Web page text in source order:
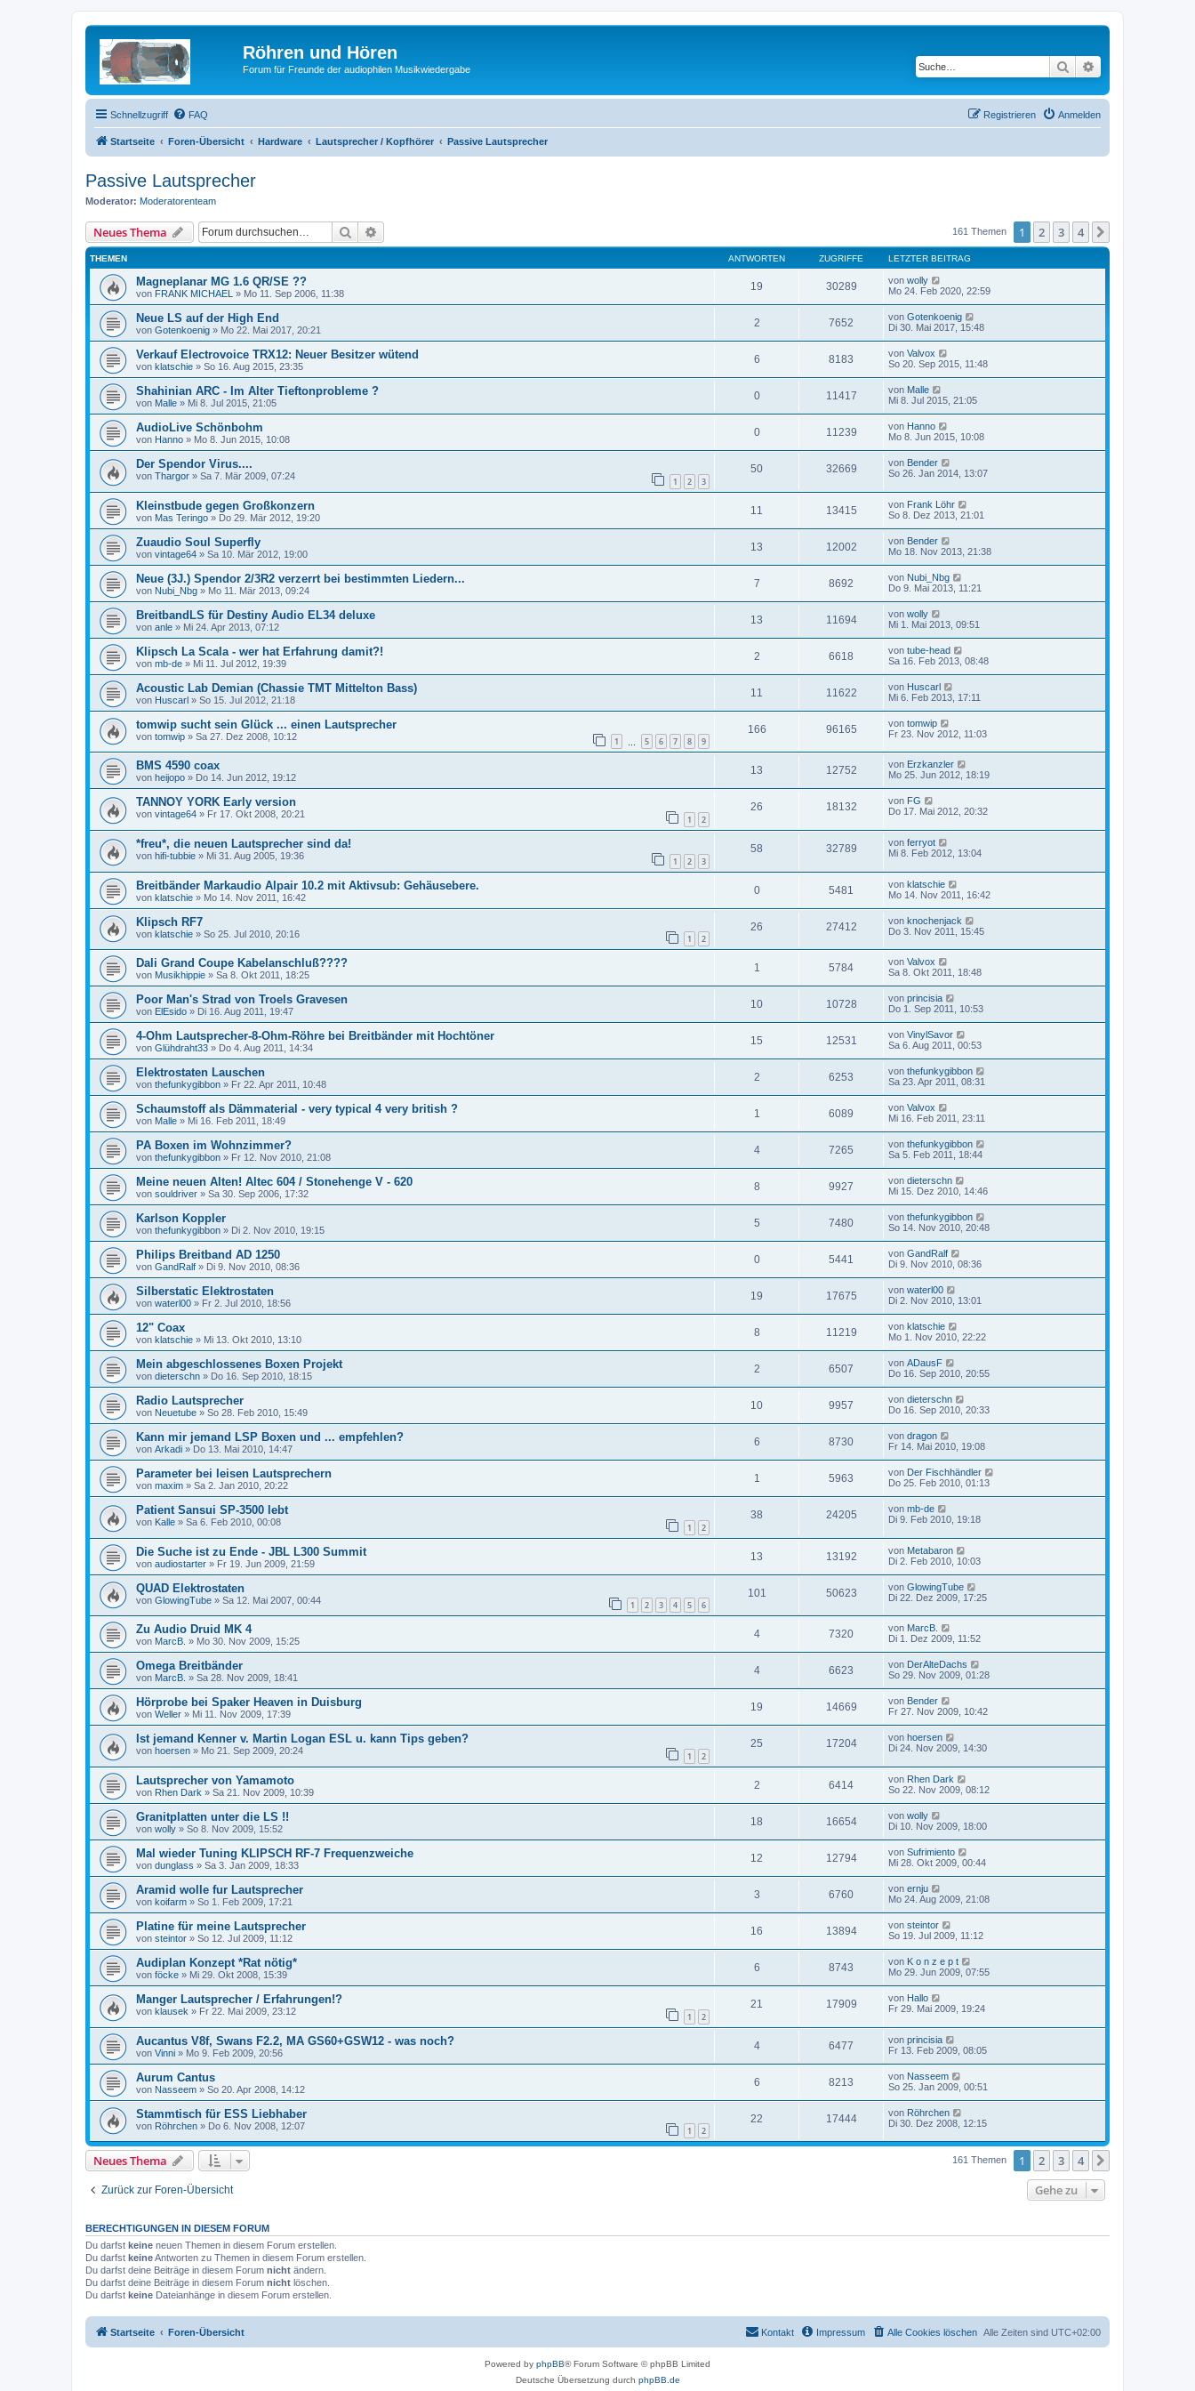
Röhren und Hören
Forum für Freunde der audiophilen Musikwiedergabe Suche
Schnellzugriff FAQ Anmelden
Registrieren
Startseite Foren-Übersicht Hardware Lautsprecher / Kopfhörer Passive Lautsprecher
Passive Lautsprecher
Moderator: Moderatorenteam
Neues Thema Suche 161 Themen 1 2 3 4
THEMEN ANTWORTEN ZUGRIFFE LETZTER BEITRAG
Magneplanar MG 1.6 QR/SE ??
von FRANK MICHAEL » Mo 11. Sep 2006, 11:38
19 30289 von wolly
Mo 24. Feb 2020, 22:59
Neue LS auf der High End
von Gotenkoenig » Mo 22. Mai 2017, 20:21
2 7652 von Gotenkoenig
Di 30. Mai 2017, 15:48
Verkauf Electrovoice TRX12: Neuer Besitzer wütend
von klatschie » So 16. Aug 2015, 23:35
6 8183 von Valvox
So 20. Sep 2015, 11:48
Shahinian ARC - Im Alter Tieftonprobleme ?
von Malle » Mi 8. Jul 2015, 21:05
0 11417 von Malle
Mi 8. Jul 2015, 21:05
AudioLive Schönbohm
von Hanno » Mo 8. Jun 2015, 10:08
0 11239 von Hanno
Mo 8. Jun 2015, 10:08
Der Spendor Virus....
von Thargor » Sa 7. Mär 2009, 07:24 1 2 3
50 32669 von Bender
So 26. Jan 2014, 13:07
Kleinstbude gegen Großkonzern
von Mas Teringo » Do 29. Mär 2012, 19:20
11 13415 von Frank Löhr
So 8. Dez 2013, 21:01
Zuaudio Soul Superfly
von vintage64 » Sa 10. Mär 2012, 19:00
13 12002 von Bender
Mo 18. Nov 2013, 21:38
Neue (3J.) Spendor 2/3R2 verzerrt bei bestimmten Liedern...
von Nubi_Nbg » Mo 11. Mär 2013, 09:24
7 8692 von Nubi_Nbg
Do 9. Mai 2013, 11:21
BreitbandLS für Destiny Audio EL34 deluxe
von anle » Mi 24. Apr 2013, 07:12
13 11694 von wolly
Mi 1. Mai 2013, 09:51
Klipsch La Scala - wer hat Erfahrung damit?!
von mb-de » Mi 11. Jul 2012, 19:39
2 6618 von tube-head
Sa 16. Feb 2013, 08:48
Acoustic Lab Demian (Chassie TMT Mittelton Bass)
von Huscarl » So 15. Jul 2012, 21:18
11 11622 von Huscarl
Mi 6. Feb 2013, 17:11
tomwip sucht sein Glück ... einen Lautsprecher
von tomwip » Sa 27. Dez 2008, 10:12 1 5 6 7 8 9
166 96165 von tomwip
Fr 23. Nov 2012, 11:03
BMS 4590 coax
von heijopo » Do 14. Jun 2012, 19:12
13 12752 von Erzkanzler
Mo 25. Jun 2012, 18:19
TANNOY YORK Early version
von vintage64 » Fr 17. Okt 2008, 20:21 1 2
26 18132 von FG
Do 17. Mai 2012, 20:32
*freu*, die neuen Lautsprecher sind da!
von hifi-tubbie » Mi 31. Aug 2005, 19:36 1 2 3
58 32789 von ferryot
Mi 8. Feb 2012, 13:04
Breitbänder Markaudio Alpair 10.2 mit Aktivsub: Gehäusebere.
von klatschie » Mo 14. Nov 2011, 16:42
0 5481 von klatschie
Mo 14. Nov 2011, 16:42
Klipsch RF7
von klatschie » So 25. Jul 2010, 20:16 1 2
26 27412 von knochenjack
Do 3. Nov 2011, 15:45
Dali Grand Coupe Kabelanschluß????
von Musikhippie » Sa 8. Okt 2011, 18:25
1 5784 von Valvox
Sa 8. Okt 2011, 18:48
Poor Man's Strad von Troels Gravesen
von ElEsido » Di 16. Aug 2011, 19:47
10 10728 von princisia
Do 1. Sep 2011, 10:53
4-Ohm Lautsprecher-8-Ohm-Röhre bei Breitbänder mit Hochtöner
von Glühdraht33 » Do 4. Aug 2011, 14:34
15 12531 von VinylSavor
Sa 6. Aug 2011, 00:53
Elektrostaten Lauschen
von thefunkygibbon » Fr 22. Apr 2011, 10:48
2 6253 von thefunkygibbon
Sa 23. Apr 2011, 08:31
Schaumstoff als Dämmaterial - very typical 4 very british ?
von Malle » Mi 16. Feb 2011, 18:49
1 6089 von Valvox
Mi 16. Feb 2011, 23:11
PA Boxen im Wohnzimmer?
von thefunkygibbon » Fr 12. Nov 2010, 21:08
4 7265 von thefunkygibbon
Sa 5. Feb 2011, 18:44
Meine neuen Alten! Altec 604 / Stonehenge V - 620
von souldriver » Sa 30. Sep 2006, 17:32
8 9927 von dieterschn
Mi 15. Dez 2010, 14:46
Karlson Koppler
von thefunkygibbon » Di 2. Nov 2010, 19:15
5 7480 von thefunkygibbon
So 14. Nov 2010, 20:48
Philips Breitband AD 1250
von GandRalf » Di 9. Nov 2010, 08:36
0 5441 von GandRalf
Di 9. Nov 2010, 08:36
Silberstatic Elektrostaten
von waterl00 » Fr 2. Jul 2010, 18:56
19 17675 von waterl00
Di 2. Nov 2010, 13:01
12" Coax
von klatschie » Mi 13. Okt 2010, 13:10
8 11219 von klatschie
Mo 1. Nov 2010, 22:22
Mein abgeschlossenes Boxen Projekt
von dieterschn » Do 16. Sep 2010, 18:15
2 6507 von ADausF
Do 16. Sep 2010, 20:55
Radio Lautsprecher
von Neuetube » So 28. Feb 2010, 15:49
10 9957 von dieterschn
Do 16. Sep 2010, 20:33
Kann mir jemand LSP Boxen und ... empfehlen?
von Arkadi » Do 13. Mai 2010, 14:47
6 8730 von dragon
Fr 14. Mai 2010, 19:08
Parameter bei leisen Lautsprechern
von maxim » Sa 2. Jan 2010, 20:22
1 5963 von Der Fischhändler
Do 25. Feb 2010, 01:13
Patient Sansui SP-3500 lebt
von Kalle » Sa 6. Feb 2010, 00:08 1 2
38 24205 von mb-de
Di 9. Feb 2010, 19:18
Die Suche ist zu Ende - JBL L300 Summit
von audiostarter » Fr 19. Jun 2009, 21:59
13 13192 von Metabaron
Di 2. Feb 2010, 10:03
QUAD Elektrostaten
von GlowingTube » Sa 12. Mai 2007, 00:44 1 2 3 4 5 6
101 50623 von GlowingTube
Di 22. Dez 2009, 17:25
Zu Audio Druid MK 4
von MarcB. » Mo 30. Nov 2009, 15:25
4 7320 von MarcB.
Di 1. Dez 2009, 11:52
Omega Breitbänder
von MarcB. » Sa 28. Nov 2009, 18:41
4 6623 von DerAlteDachs
So 29. Nov 2009, 01:28
Hörprobe bei Spaker Heaven in Duisburg
von Weller » Mi 11. Nov 2009, 17:39
19 14669 von Bender
Fr 27. Nov 2009, 10:42
Ist jemand Kenner v. Martin Logan ESL u. kann Tips geben?
von hoersen » Mo 21. Sep 2009, 20:24 1 2
25 17204 von hoersen
Di 24. Nov 2009, 14:30
Lautsprecher von Yamamoto
von Rhen Dark » Sa 21. Nov 2009, 10:39
2 6414 von Rhen Dark
So 22. Nov 2009, 08:12
Granitplatten unter die LS !!
von wolly » So 8. Nov 2009, 15:52
18 16654 von wolly
Di 10. Nov 2009, 18:00
Mal wieder Tuning KLIPSCH RF-7 Frequenzweiche
von dunglass » Sa 3. Jan 2009, 18:33
12 12794 von Sufrimiento
Mi 28. Okt 2009, 00:44
Aramid wolle fur Lautsprecher
von koifarm » So 1. Feb 2009, 17:21
3 6760 von ernju
Mo 24. Aug 2009, 21:08
Platine für meine Lautsprecher
von steintor » So 12. Jul 2009, 11:12
16 13894 von steintor
So 19. Jul 2009, 11:12
Audiplan Konzept *Rat nötig*
von föcke » Mi 29. Okt 2008, 15:39
6 8743 von K o n z e p t
Mo 29. Jun 2009, 07:55
Manger Lautsprecher / Erfahrungen!?
von klausek » Fr 22. Mai 2009, 23:12 1 2
21 17909 von Hallo
Fr 29. Mai 2009, 19:24
Aucantus V8f, Swans F2.2, MA GS60+GSW12 - was noch?
von Vinni » Mo 9. Feb 2009, 20:56
4 6477 von princisia
Fr 13. Feb 2009, 08:05
Aurum Cantus
von Nasseem » So 20. Apr 2008, 14:12
6 8213 von Nasseem
So 25. Jan 2009, 00:51
Stammtisch für ESS Liebhaber
von Röhrchen » Do 6. Nov 2008, 12:07 1 2
22 17444 von Röhrchen
Di 30. Dez 2008, 12:15
Neues Thema 161 Themen 1 2 3 4
Zurück zur Foren-Übersicht Gehe zu
BERECHTIGUNGEN IN DIESEM FORUM
Du darfst keine neuen Themen in diesem Forum erstellen.
Du darfst keineAntworten zu Themen in diesem Forum erstellen.
Du darfst deine Beiträge in diesem Forum nicht ändern.
Du darfst deine Beiträge in diesem Forum nicht löschen.
Du darfst keine Dateianhänge in diesem Forum erstellen.
Startseite Foren-Übersicht Alle Zeiten sind UTC+02:00
Alle Cookies löschen
Impressum
Kontakt
Powered by phpBB® Forum Software © phpBB Limited
Deutsche Übersetzung durch phpBB.de